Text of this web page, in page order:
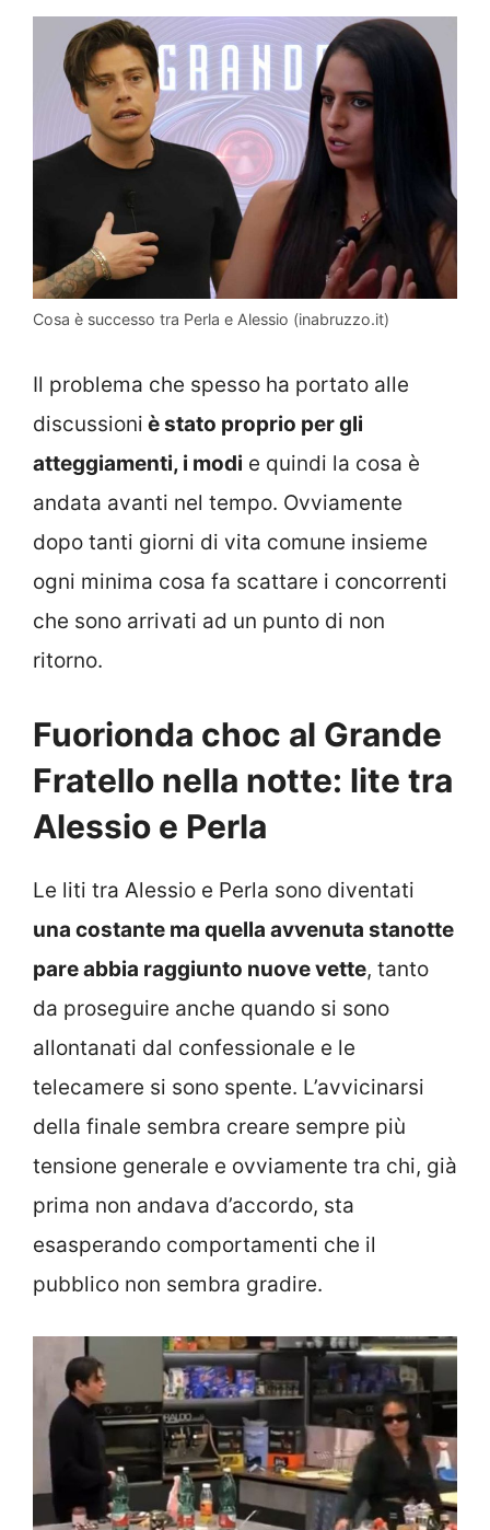
Cosa è successo tra Perla e Alessio (inabruzzo.it)
Il problema che spesso ha portato alle
discussioni è stato proprio per gli
atteggiamenti, i modi e quindi la cosa è
andata avanti nel tempo. Ovviamente
dopo tanti giorni di vita comune insieme
ogni minima cosa fa scattare i concorrenti
che sono arrivati ad un punto di non
ritorno.
Fuorionda choc al Grande
Fratello nella notte: lite tra
Alessio e Perla
Le liti tra Alessio e Perla sono diventati
una costante ma quella avvenuta stanotte
pare abbia raggiunto nuove vette, tanto
da proseguire anche quando si sono
allontanati dal confessionale e le
telecamere si sono spente. L’avvicinarsi
della finale sembra creare sempre più
tensione generale e ovviamente tra chi, già
prima non andava d’accordo, sta
esasperando comportamenti che il
pubblico non sembra gradire.